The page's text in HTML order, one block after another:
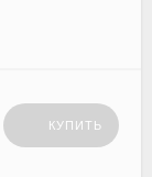
КУПИТЬ